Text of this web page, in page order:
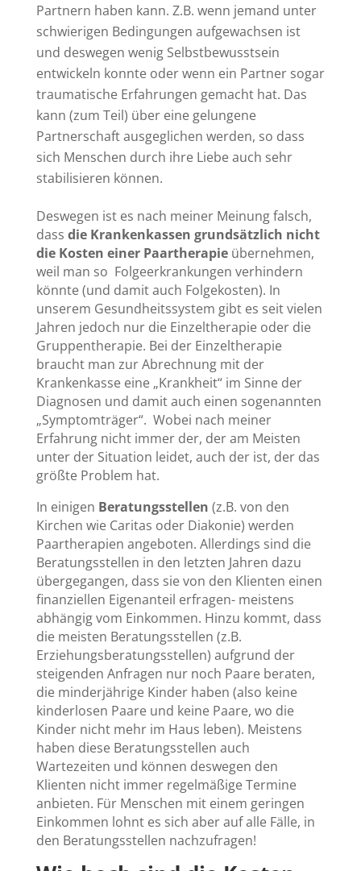
Partnern haben kann. Z.B. wenn jemand unter
schwierigen Bedingungen aufgewachsen ist
und deswegen wenig Selbstbewusstsein
entwickeln konnte oder wenn ein Partner sogar
traumatische Erfahrungen gemacht hat. Das
kann (zum Teil) über eine gelungene
Partnerschaft ausgeglichen werden, so dass
sich Menschen durch ihre Liebe auch sehr
stabilisieren können.
Deswegen ist es nach meiner Meinung falsch,
dass die Krankenkassen grundsätzlich nicht
die Kosten einer Paartherapieübernehmen,
weil man so Folgeerkrankungen verhindern
könnte (und damit auch Folgekosten). In
unserem Gesundheitssystem gibt es seit vielen
Jahren jedoch nur die Einzeltherapie oder die
Gruppentherapie. Bei der Einzeltherapie
braucht man zur Abrechnung mit der
Krankenkasse eine „Krankheit“ im Sinne der
Diagnosen und damit auch einen sogenannten
„Symptomträger“. Wobei nach meiner
Erfahrung nicht immer der, der am Meisten
unter der Situation leidet, auch der ist, der das
größte Problem hat.
In einigen Beratungsstellen (z.B. von den
Kirchen wie Caritas oder Diakonie) werden
Paartherapien angeboten. Allerdings sind die
Beratungsstellen in den letzten Jahren dazu
übergegangen, dass sie von den Klienten einen
finanziellen Eigenanteil erfragen- meistens
abhängig vom Einkommen. Hinzu kommt, dass
die meisten Beratungsstellen (z.B.
Erziehungsberatungsstellen) aufgrund der
steigenden Anfragen nur noch Paare beraten,
die minderjährige Kinder haben (also keine
kinderlosen Paare und keine Paare, wo die
Kinder nicht mehr im Haus leben). Meistens
haben diese Beratungsstellen auch
Wartezeiten und können deswegen den
Klienten nicht immer regelmäßige Termine
anbieten. Für Menschen mit einem geringen
Einkommen lohnt es sich aber auf alle Fälle, in
den Beratungsstellen nachzufragen!